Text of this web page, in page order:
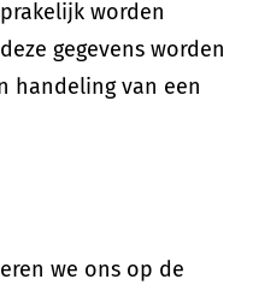
worden
gegevens worden
handeling van een
we ons op de